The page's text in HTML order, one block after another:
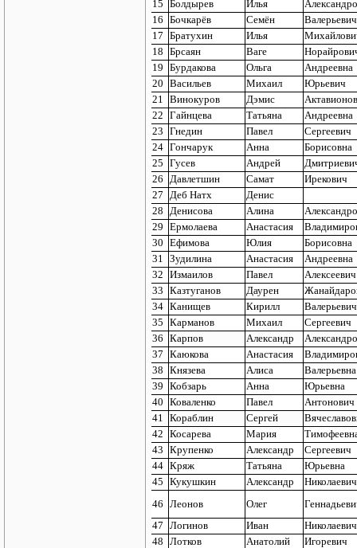
15 Болдырев Илья
16 Бочкарёв Семён
Валерьевич
17 Братухин Илья
18 Брсаян Ваге
19 Бурдакова Ольга
Андреевна
20 Васильев Михаил
Юрьевич
21
Винокуров Дэмис
22 Гайнцева Татьяна
Андреевна
23 Гнедин Павел
Сергеевич
24 Гончарук Анна
Борисовна
25 Гусев Андрей
26
Давлетшин Самат
Ирекович
27
Деб Натх
Денис
28
Денисова Алина
29 Ермолаева Анастасия
30 Ефимова Юлия
Борисовна
31
Зудилина Анастасия
Андреевна
32 Измаилов Павел
Алексеевич
33 Казтуганов Даурен
34 Канищев Кирилл
Валерьевич
35 Карманов Михаил
Сергеевич
36 Карпов Александр
37 Каюкова Анастасия
38 Князева Алиса
Валерьевна
39 Кобзарь Анна
Юрьевна
40 Коваленко Павел
Антонович
41
Кораблин Сергей
42 Косарева Мария
43 Крупенко Александр
Сергеевич
44 Кряж Татьяна
Юрьевна
45 Кукушкин Александр
Николаевич
46 Леонов Олег
47 Логинов Иван
Николаевич
48 Лотков Анатолий
Игоревич